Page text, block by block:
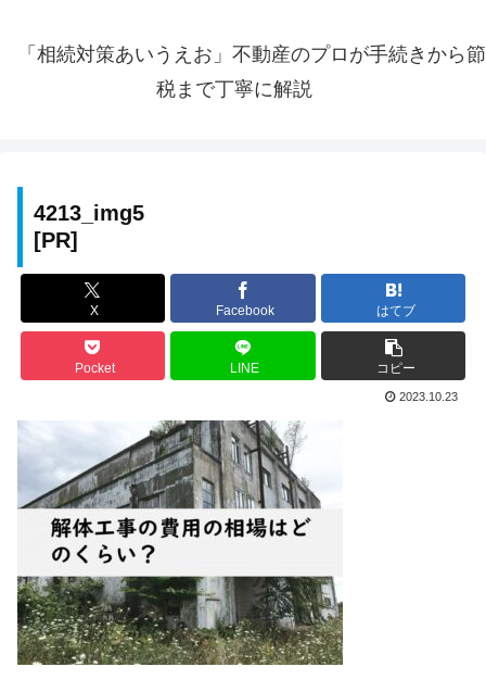
「相続対策あいうえお」不動産のプロが手続きから節
税まで丁寧に解説
4213_img5
X Facebook はてブ
Pocket LINE コピー
2023.10.23